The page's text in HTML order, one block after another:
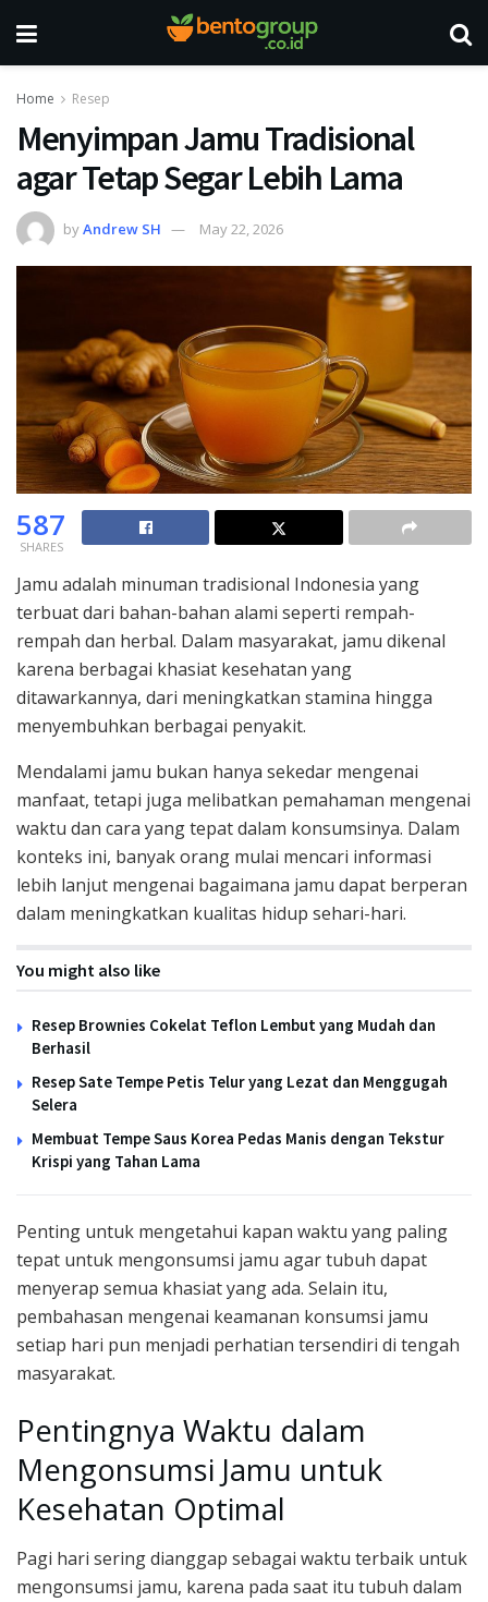
Home Resep
Menyimpan Jamu Tradisional
agar Tetap Segar Lebih Lama
byAndrew SH May 22, 2026
587
SHARES
Jamu adalah minuman tradisional Indonesia yang
terbuat dari bahan-bahan alami seperti rempah-
rempah dan herbal. Dalam masyarakat, jamu dikenal
karena berbagai khasiat kesehatan yang
ditawarkannya, dari meningkatkan stamina hingga
menyembuhkan berbagai penyakit.
Mendalami jamu bukan hanya sekedar mengenai
manfaat, tetapi juga melibatkan pemahaman mengenai
waktu dan cara yang tepat dalam konsumsinya. Dalam
konteks ini, banyak orang mulai mencari informasi
lebih lanjut mengenai bagaimana jamu dapat berperan
dalam meningkatkan kualitas hidup sehari-hari.
You might also like
Resep Brownies Cokelat Teflon Lembut yang Mudah dan
Berhasil
Resep Sate Tempe Petis Telur yang Lezat dan Menggugah
Selera
Membuat Tempe Saus Korea Pedas Manis dengan Tekstur
Krispi yang Tahan Lama
Penting untuk mengetahui kapan waktu yang paling
tepat untuk mengonsumsi jamu agar tubuh dapat
menyerap semua khasiat yang ada. Selain itu,
pembahasan mengenai keamanan konsumsi jamu
setiap hari pun menjadi perhatian tersendiri di tengah
masyarakat.
Pentingnya Waktu dalam
Mengonsumsi Jamu untuk
Kesehatan Optimal
Pagi hari sering dianggap sebagai waktu terbaik untuk
mengonsumsi jamu, karena pada saat itu tubuh dalam